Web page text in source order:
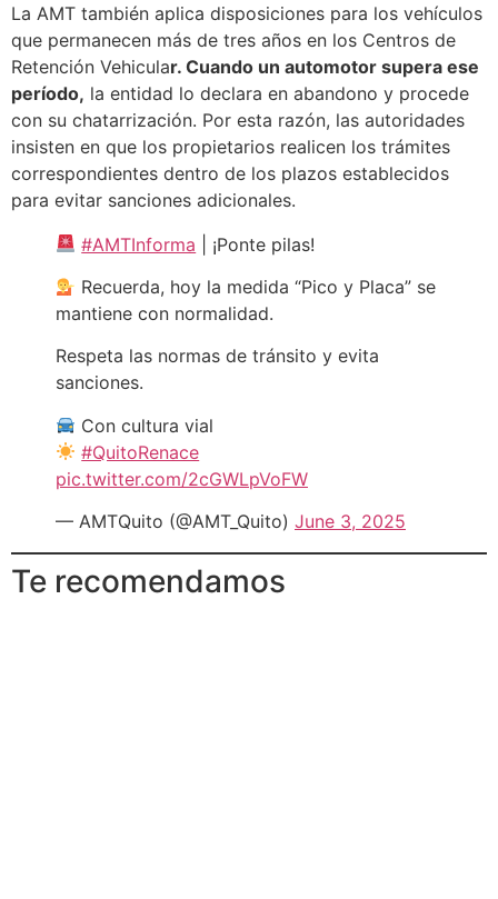
La AMT también aplica disposiciones para los vehículos
que permanecen más de tres años en los Centros de
Retención Vehicular. Cuando un automotor supera ese
período, la entidad lo declara en abandono y procede
con su chatarrización. Por esta razón, las autoridades
insisten en que los propietarios realicen los trámites
correspondientes dentro de los plazos establecidos
para evitar sanciones adicionales.
#AMTInforma | ¡Ponte pilas!
Recuerda, hoy la medida “Pico y Placa” se
mantiene con normalidad.
Respeta las normas de tránsito y evita
sanciones.
Con cultura vial
#QuitoRenace
pic.twitter.com/2cGWLpVoFW
— AMTQuito (@AMT_Quito) June 3, 2025
Te recomendamos